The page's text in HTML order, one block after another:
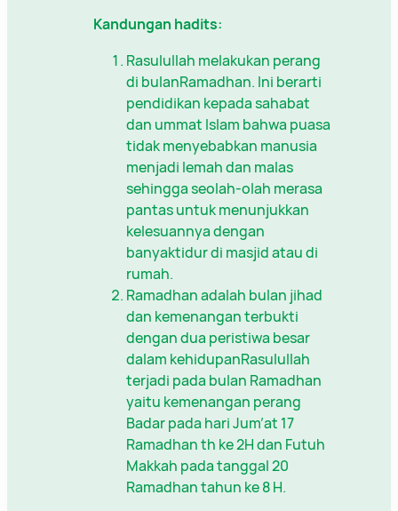
Kandungan hadits:
Rasulullah melakukan perang
di bulanRamadhan. Ini berarti
pendidikan kepada sahabat
dan ummat Islam bahwa puasa
tidak menyebabkan manusia
menjadi lemah dan malas
sehingga seolah-olah merasa
pantas untuk menunjukkan
kelesuannya dengan
banyaktidur di masjid atau di
rumah.
Ramadhan adalah bulan jihad
dan kemenangan terbukti
dengan dua peristiwa besar
dalam kehidupanRasulullah
terjadi pada bulan Ramadhan
yaitu kemenangan perang
Badar pada hari Jum’at 17
Ramadhan th ke 2H dan Futuh
Makkah pada tanggal 20
Ramadhan tahun ke 8 H.